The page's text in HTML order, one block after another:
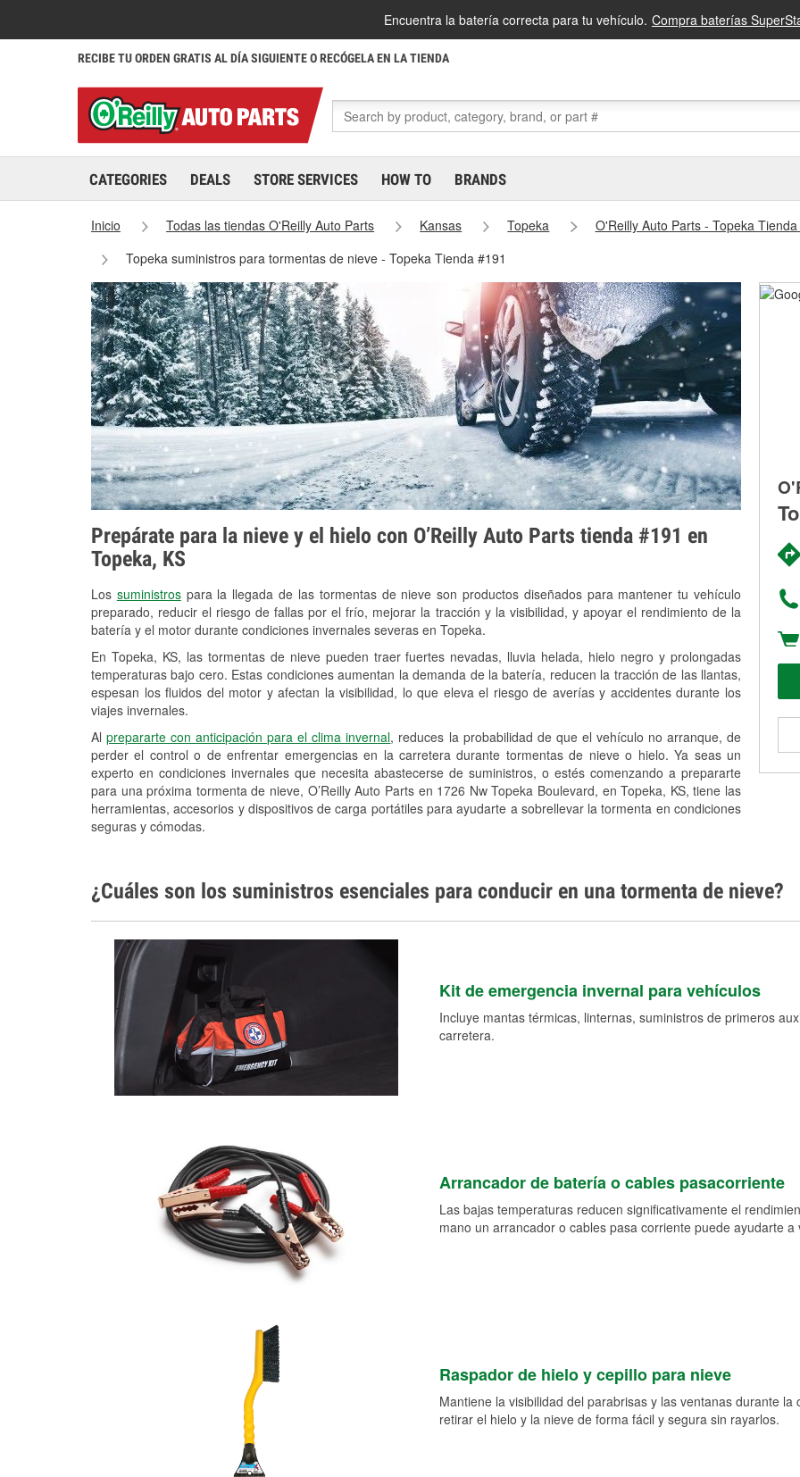
Encuentra la batería correcta para tu vehículo. Compra baterías
RECIBE TU ORDEN GRATIS AL DÍA SIGUIENTE O RECÓGELA EN LA TIENDA
CATEGORIES DEALS STORE SERVICES HOW TO BRANDS
Inicio Todas las tiendas O'Reilly Auto Parts Kansas Topeka
O'Reilly Auto Parts - Topeka Tienda
Topeka suministros para tormentas de nieve - Topeka Tienda #191
Prepárate para la nieve y el hielo con O’Reilly Auto Parts tienda #191 en
Topeka, KS
Los suministrospara la llegada de las tormentas de nieve son productos diseñados para mantener tu vehículo
preparado, reducir el riesgo de fallas por el frío, mejorar la tracción y la visibilidad, y apoyar el rendimiento de la
batería y el motor durante condiciones invernales severas en Topeka.
En Topeka, KS, las tormentas de nieve pueden traer fuertes nevadas, lluvia helada, hielo negro y prolongadas
temperaturas bajo cero. Estas condiciones aumentan la demanda de la batería, reducen la tracción de las llantas,
espesan los fluidos del motor y afectan la visibilidad, lo que eleva el riesgo de averías y accidentes durante los
viajes invernales.
Alprepararte con anticipación para el clima invernal, reduces la probabilidad de que el vehículo no arranque, de
perder el control o de enfrentar emergencias en la carretera durante tormentas de nieve o hielo. Ya seas un
experto en condiciones invernales que necesita abastecerse de suministros, o estés comenzando a prepararte
para una próxima tormenta de nieve, O’Reilly Auto Parts en 1726 Nw Topeka Boulevard, en Topeka, KS, tiene las
herramientas, accesorios y dispositivos de carga portátiles para ayudarte a sobrellevar la tormenta en condiciones
seguras y cómodas.
¿Cuáles son los suministros esenciales para conducir en una tormenta de nieve?
Kit de emergencia invernal para vehículos
Incluye mantas térmicas, linternas, suministros de primeros
carretera.
Arrancador de batería o cables pasacorriente
Las bajas temperaturas reducen significativamente el
mano un arrancador o cables pasa corriente puede ayudarte
Raspador de hielo y cepillo para nieve
Mantiene la visibilidad del parabrisas y las ventanas durante
retirar el hielo y la nieve de forma fácil y segura sin rayarlos.